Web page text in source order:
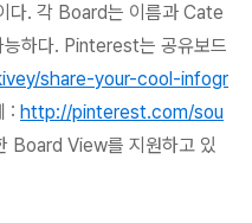
다. 각 Board는 이름과 Cate
하다. Pinterest는 공유보드
share-your-cool-infogr
: http://pinterest.com/sou
Board View를 지원하고 있